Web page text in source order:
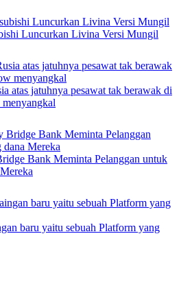
Luncurkan Livina Versi Mungil
atas jatuhnya pesawat tak berawak di
Bank Meminta Pelanggan untuk
baru yaitu sebuah Platform yang